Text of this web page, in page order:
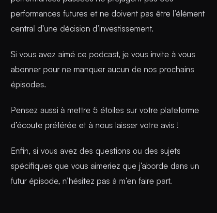
performances futures et ne doivent pas être l’élément
central d’une décision d’investissement.
Si vous avez aimé ce podcast, je vous invite à vous
abonner pour ne manquer aucun de nos prochains
épisodes.
Pensez aussi à mettre 5 étoiles sur votre plateforme
d’écoute préférée et à nous laisser votre avis !
Enfin, si vous avez des questions ou des sujets
spécifiques que vous aimeriez que j’aborde dans un
futur épisode, n’hésitez pas à m’en faire part.